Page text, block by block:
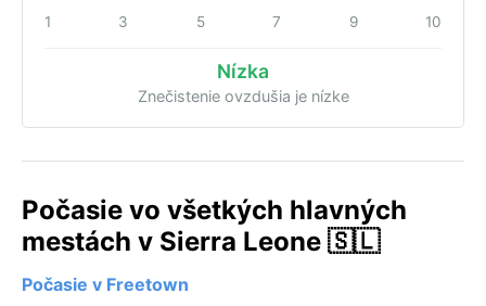
1 3 5 7 9 10
Nízka
Znečistenie ovzdušia je nízke
Počasie vo všetkých hlavných
mestách v Sierra Leone 🇸🇱
Počasie v Freetown